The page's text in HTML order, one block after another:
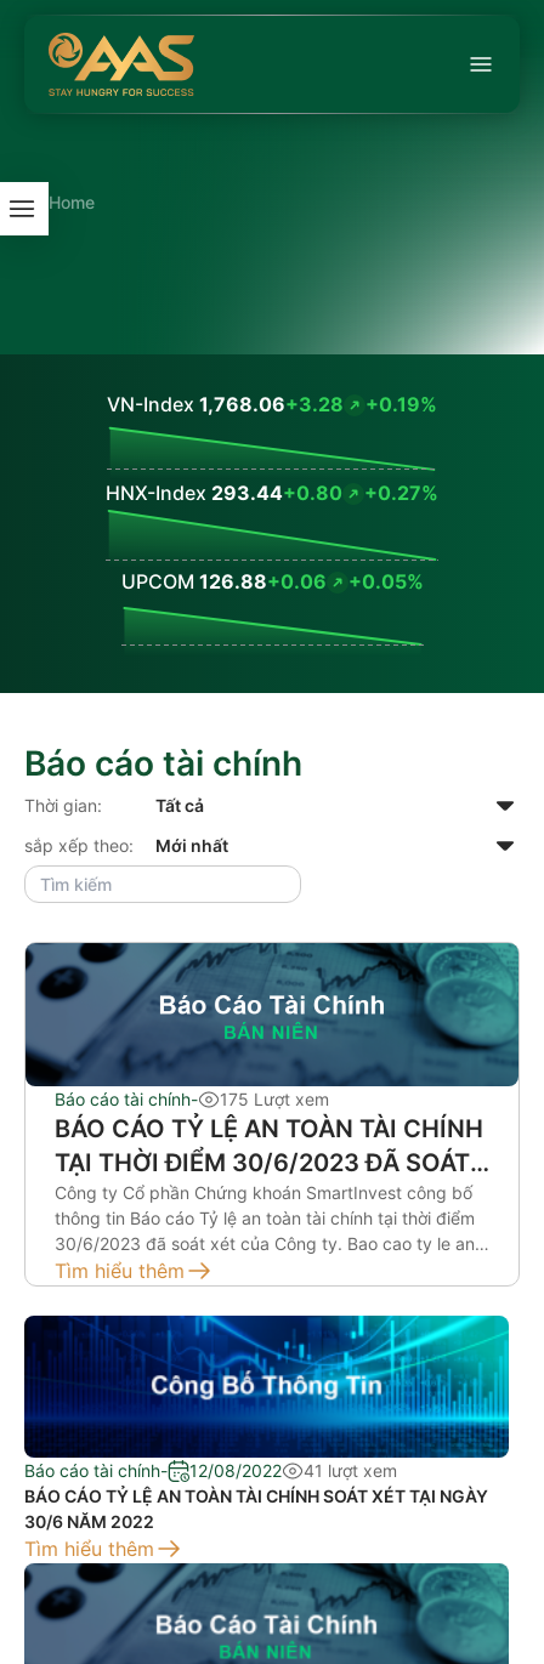
Home
VN-Index 1,768.06+3.28 +0.19%
HNX-Index 293.44+0.80 +0.27%
UPCOM 126.88+0.06 +0.05%
Báo cáo tài chính
Thời gian:
sắp xếp theo:
Báo cáo tài chính- 175 Lượt xem
BÁO CÁO TỶ LỆ AN TOÀN TÀI CHÍNH
TẠI THỜI ĐIỂM 30/6/2023 ĐÃ SOÁT
XÉT
Công ty Cổ phần Chứng khoán SmartInvest công bố
thông tin Báo cáo Tỷ lệ an toàn tài chính tại thời điểm
30/6/2023 đã soát xét của Công ty. Bao cao ty le an
toan tai chinh 6T.2023.pdf_signed.pdf
Tìm hiểu thêm
Báo cáo tài chính- 12/08/2022
41 lượt xem
BÁO CÁO TỶ LỆ AN TOÀN TÀI CHÍNH SOÁT XÉT TẠI NGÀY
30/6 NĂM 2022
Tìm hiểu thêm